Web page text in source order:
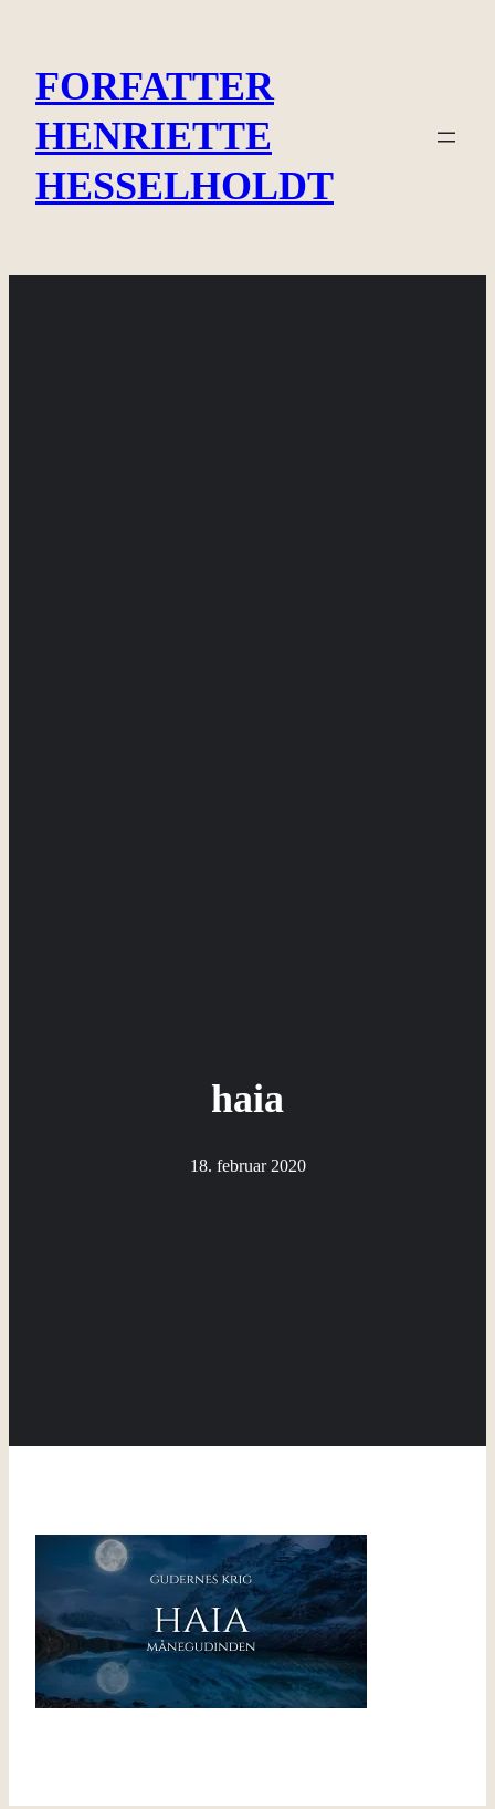
indhold
FORFATTER
HENRIETTE
HESSELHOLDT
haia
18. februar 2020